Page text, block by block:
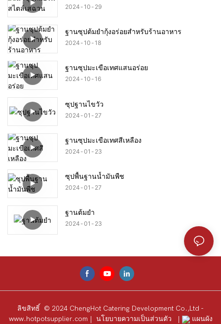
2024 10 29
ฐานซุปต้มยำกุ้งอร่อยสำหรับร้านอาหาร
2024 10 18
ฐานซุปมะเขือเทศแสนอร่อย
2024 10 16
ซุปฐานไขวัว
2024 01 27
ฐานซุปมะเขือเทศสีเหลือง
2024 01 23
ซุปพื้นฐานน้ำมันพืช
2024 01 27
ฐานต้มยำ
2024 01 23
ลิขสิทธิ์ © 2024 ChengHot Catering Development Co.,Ltd -
www.hotpotsupplier.com | นโยบายความเป็นส่วนตัว | แผนผัง